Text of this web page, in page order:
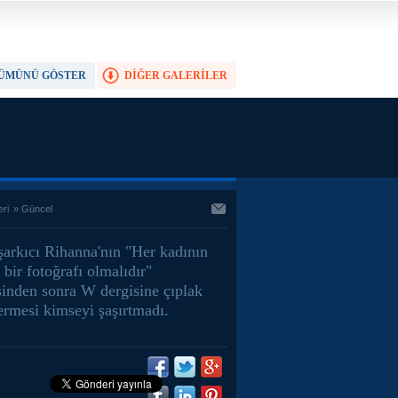
DİĞER GALERİLER
GÖSTER
» Güncel
Rihanna'nın "Her kadının
bir fotoğrafı olmalıdır"
sonra W dergisine çıplak
kimseyi şaşırtmadı.